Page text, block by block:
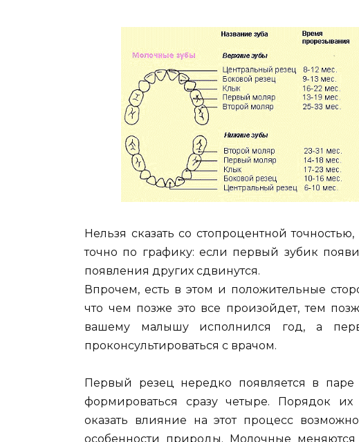
Нельзя сказать со стопроцентной
точно по графику: если первый зубик
появления других сдвинутся.
Впрочем, есть в этом и положительные
что чем позже это все произойдет, тем
вашему малышу исполнился год, а
проконсультироваться с врачом.
Первый резец нередко появляется в
формироваться сразу четыре. Порядок
оказать влияние на этот процесс
особенности природы. Молочные